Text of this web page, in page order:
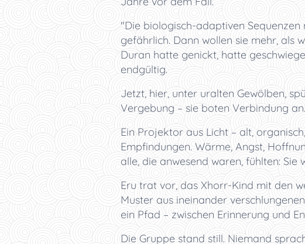
"Die biologisch-adaptiven
gefährlich. Dann wollen sie mehr, als
Duran hatte genickt, hatte
endgültig.
Jetzt, hier, unter uralten Gewölben,
Vergebung – sie boten Verbindung an.
Ein Projektor aus Licht – alt,
Empfindungen. Wärme, Angst,
alle, die anwesend waren, fühlten:
Eru trat vor, das Xhorr-Kind mit den
Muster aus ineinander
ein Pfad – zwischen Erinnerung und
Die Gruppe stand still. Niemand